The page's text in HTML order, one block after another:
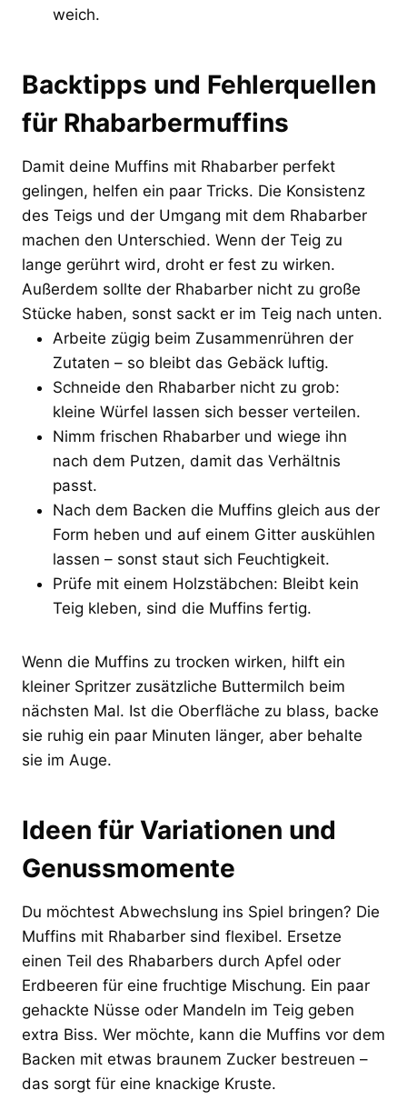
weich.
Backtipps und Fehlerquellen
für Rhabarbermuffins
Damit deine Muffins mit Rhabarber perfekt
gelingen, helfen ein paar Tricks. Die Konsistenz
des Teigs und der Umgang mit dem Rhabarber
machen den Unterschied. Wenn der Teig zu
lange gerührt wird, droht er fest zu wirken.
Außerdem sollte der Rhabarber nicht zu große
Stücke haben, sonst sackt er im Teig nach unten.
Arbeite zügig beim Zusammenrühren der
Zutaten – so bleibt das Gebäck luftig.
Schneide den Rhabarber nicht zu grob:
kleine Würfel lassen sich besser verteilen.
Nimm frischen Rhabarber und wiege ihn
nach dem Putzen, damit das Verhältnis
passt.
Nach dem Backen die Muffins gleich aus der
Form heben und auf einem Gitter auskühlen
lassen – sonst staut sich Feuchtigkeit.
Prüfe mit einem Holzstäbchen: Bleibt kein
Teig kleben, sind die Muffins fertig.
Wenn die Muffins zu trocken wirken, hilft ein
kleiner Spritzer zusätzliche Buttermilch beim
nächsten Mal. Ist die Oberfläche zu blass, backe
sie ruhig ein paar Minuten länger, aber behalte
sie im Auge.
Ideen für Variationen und
Genussmomente
Du möchtest Abwechslung ins Spiel bringen? Die
Muffins mit Rhabarber sind flexibel. Ersetze
einen Teil des Rhabarbers durch Apfel oder
Erdbeeren für eine fruchtige Mischung. Ein paar
gehackte Nüsse oder Mandeln im Teig geben
extra Biss. Wer möchte, kann die Muffins vor dem
Backen mit etwas braunem Zucker bestreuen –
das sorgt für eine knackige Kruste.